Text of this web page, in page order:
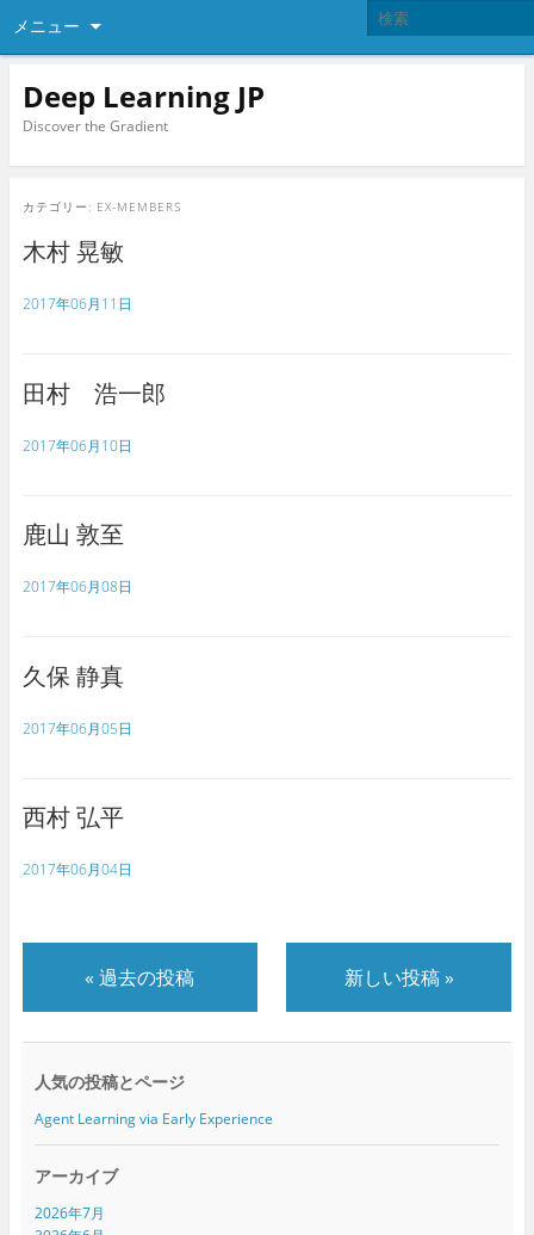
メニュー
Deep Learning JP
Discover the Gradient
カテゴリー: EX-MEMBERS
木村 晃敏
2017年06月11日
田村 浩一郎
2017年06月10日
鹿山 敦至
2017年06月08日
久保 静真
2017年06月05日
西村 弘平
2017年06月04日
« 過去の投稿 新しい投稿»
人気の投稿とページ
Agent Learning via Early Experience
アーカイブ
2026年7月